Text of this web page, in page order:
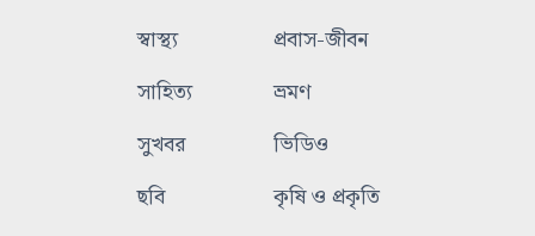
স্বাস্থ্য
প্রবাস-জীবন
সাহিত্য
ভ্রমণ
সুখবর
ভিডিও
ছবি
কৃষি ও প্রকৃতি